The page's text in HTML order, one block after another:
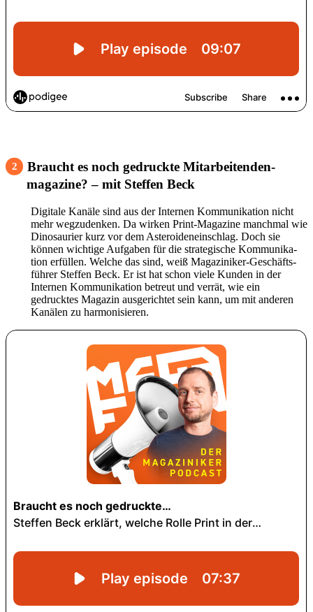
2
Braucht es noch gedruckte Mit­arbeitenden­
magazine? – mit Steffen Beck
Digi­tale Kanäle sind aus der Internen Kommu­ni­ka­tion nicht
mehr wegzu­denken. Da wirken Print-Maga­zine manchmal wie
Dino­sau­rier kurz vor dem Aste­ro­iden­ein­schlag. Doch sie
können wich­tige Aufgaben für die stra­te­gi­sche Kommu­ni­ka­
tion erfüllen. Welche das sind, weiß Magaziniker-Geschäfts­
führer Steffen Beck. Er ist hat schon viele Kunden in der
Internen Kommu­ni­ka­tion betreut und verrät, wie ein
gedrucktes Magazin ausge­richtet sein kann, um mit anderen
Kanälen zu harmo­ni­sieren.